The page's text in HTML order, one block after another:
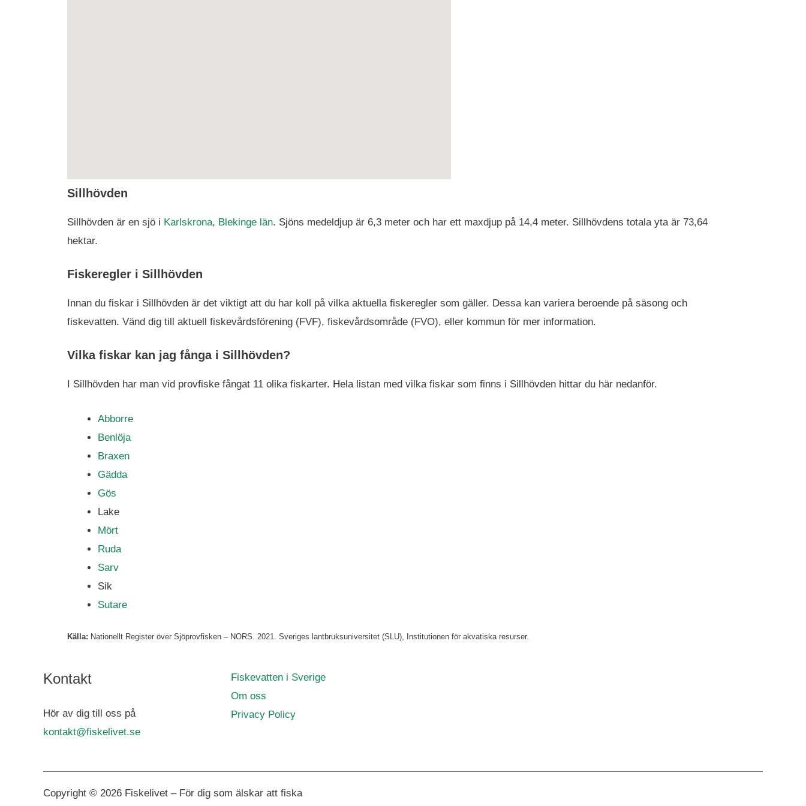
Sillhövden
Sillhövden är en sjö i Karlskrona, Blekinge län. Sjöns medeldjup är 6,3 meter och har ett maxdjup på 14,4 meter. Sillhövdens totala yta är 73,64
hektar.
Fiskeregler i Sillhövden
Innan du fiskar i Sillhövden är det viktigt att du har koll på vilka aktuella fiskeregler som gäller. Dessa kan variera beroende på säsong och
fiskevatten. Vänd dig till aktuell fiskevårdsförening (FVF), fiskevårdsområde (FVO), eller kommun för mer information.
Vilka fiskar kan jag fånga i Sillhövden?
I Sillhövden har man vid provfiske fångat 11 olika fiskarter. Hela listan med vilka fiskar som finns i Sillhövden hittar du här nedanför.
Abborre
Benlöja
Braxen
Gädda
Gös
Lake
Mört
Ruda
Sarv
Sik
Sutare
Källa: Nationellt Register över Sjöprovfisken – NORS. 2021. Sveriges lantbruksuniversitet (SLU), Institutionen för akvatiska resurser.
Kontakt
Hör av dig till oss på
kontakt@fiskelivet.se
Fiskevatten i Sverige
Om oss
Privacy Policy
Copyright © 2026 Fiskelivet – För dig som älskar att fiska